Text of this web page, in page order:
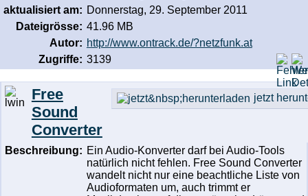
aktualisiert am: Donnerstag, 29. September 2011
Dateigrösse: 41.96 MB
Autor: http://www.ontrack.de/?netzfunk.at
Zugriffe: 3139
Free
Sound
Converter
jetzt
Beschreibung: Ein Audio-Konverter darf bei Audio-Tools
natürlich nicht fehlen. Free Sound Converter
wandelt nicht nur eine beachtliche Liste von
Audioformaten um, auch trimmt er